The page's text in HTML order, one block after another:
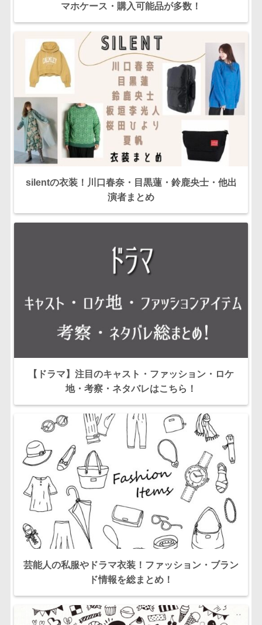
マホケース・購入可能品が多数！
silentの衣装！川口春奈・目黒蓮・鈴鹿央士・他出
演者まとめ
【ドラマ】注目のキャスト・ファッション・ロケ
地・考察・ネタバレはこちら！
芸能人の私服やドラマ衣装！ファッション・ブラン
ド情報を総まとめ！